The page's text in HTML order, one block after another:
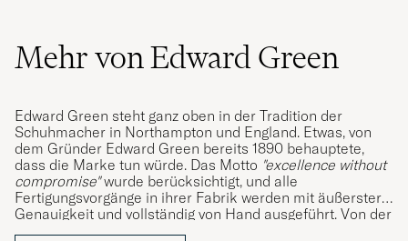
Mehr von Edward Green
Edward Green steht ganz oben in der Tradition der
Schuhmacher in Northampton und England. Etwas, von
dem Gründer Edward Green bereits 1890 behauptete,
dass die Marke tun würde. Das Motto "excellence without
compromise"wurde berücksichtigt, und alle
Fertigungsvorgänge in ihrer Fabrik werden mit äußerster
Genauigkeit und vollständig von Hand ausgeführt. Von der
Überprüfung und Zerlegung der Häute bis hin zum